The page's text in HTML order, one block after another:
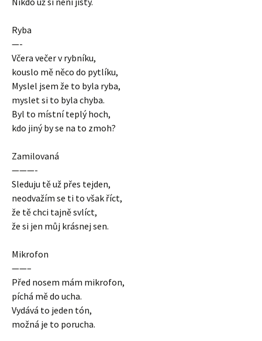
Ryba
—-
Včera večer v rybníku,
kouslo mě něco do pytlíku,
Myslel jsem že to byla ryba,
myslet si to byla chyba.
Byl to místní teplý hoch,
kdo jiný by se na to zmoh?
Zamilovaná
———-
Sleduju tě už přes tejden,
neodvažím se ti to však říct,
že tě chci tajně svlíct,
že si jen můj krásnej sen.
Mikrofon
——–
Před nosem mám mikrofon,
píchá mě do ucha.
Vydává to jeden tón,
možná je to porucha.